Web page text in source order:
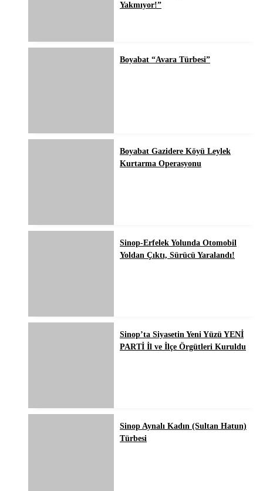
Yakmıyor!”
Boyabat “Avara Türbesi”
Boyabat Gazidere Köyü Leylek
Kurtarma Operasyonu
Sinop-Erfelek Yolunda Otomobil
Yoldan Çıktı, Sürücü Yaralandı!
Sinop’ta Siyasetin Yeni Yüzü YENİ
PARTİ İl ve İlçe Örgütleri Kuruldu
Sinop Aynalı Kadın (Sultan Hatun)
Türbesi